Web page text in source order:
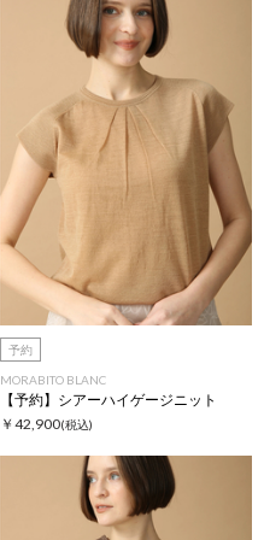
予約
MORABITO BLANC
【予約】シアーハイゲージニット
￥42,900(税込)